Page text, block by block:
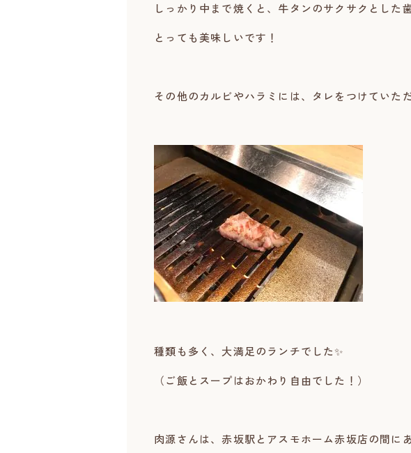
しっかり中まで焼くと、牛タンのサクサクとした
とっても美味しいです！
その他のカルビやハラミには、タレをつけていた
種類も多く、大満足のランチでした✨
（ご飯とスープはおかわり自由でした！）
肉源さんは、赤坂駅とアスモホーム赤坂店の間にあ